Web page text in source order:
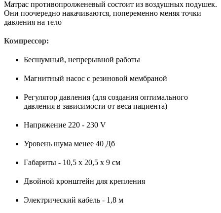
Матрас противопролженевый состоит из воздушных подушек.
Они поочередно накачиваются, попеременно меняя точки
давления на тело
Компрессор:
Бесшумный, непрерывной работы
Магнитный насос с резиновой мембраной
Регулятор давления (для создания оптимального
давления в зависимости от веса пациента)
Напряжение 220 - 230 V
Уровень шума менее 40 Дб
Габариты - 10,5 х 20,5 х 9 см
Двойной кронштейн для крепления
Электрический кабель - 1,8 м